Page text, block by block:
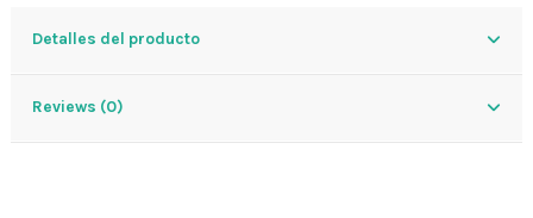
Detalles del producto
Reviews (0)